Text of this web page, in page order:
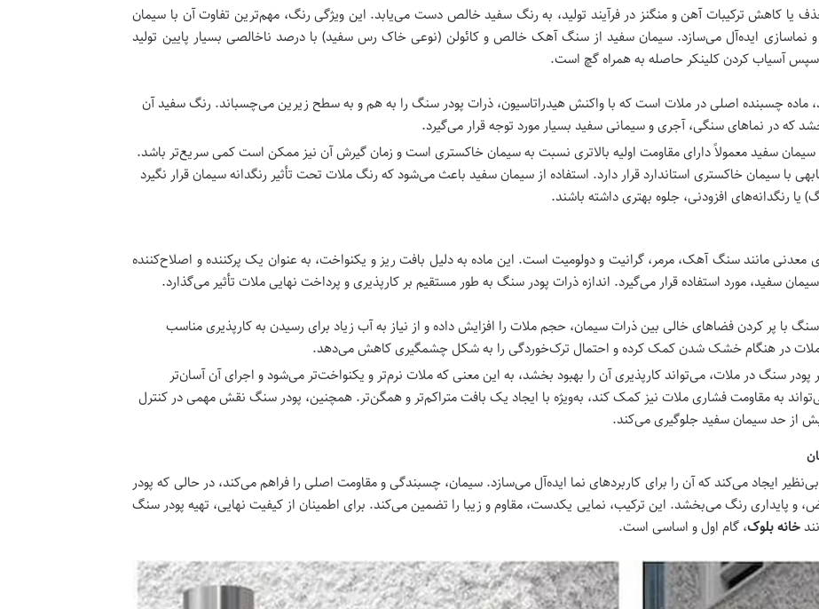
یا کاهش ترکیبات آهن و منگنز در فرآیند تولید، به رنگ سفید خالص دست می‌یابد. این ویژگی رنگ، مهم‌ترین تفاوت آن با سیمان
و نماسازی ایده‌آل می‌سازد. سیمان سفید از سنگ آهک خالص و کائولن (نوعی خاک رس سفید) با درصد ناخالصی بسیار پایین تولید
سپس آسیاب کردن کلینکر حاصله به همراه گچ است.
ماده چسبنده اصلی در ملات است که با واکنش هیدراتاسیون، ذرات پودر سنگ را به هم و به سطح زیرین می‌چسباند. رنگ سفید آن
که در نماهای سنگی، آجری و سیمانی سفید بسیار مورد توجه قرار می‌گیرد.
سیمان سفید معمولاً دارای مقاومت اولیه بالاتری نسبت به سیمان خاکستری است و زمان گیرش آن نیز ممکن است کمی سریع‌تر باشد.
با سیمان خاکستری استاندارد قرار دارد. استفاده از سیمان سفید باعث می‌شود که رنگ ملات تحت تأثیر رنگدانه سیمان قرار نگیرد
رنگدانه‌های افزودنی، جلوه بهتری داشته باشند.
مانند سنگ آهک، مرمر، گرانیت و دولومیت است. این ماده به دلیل بافت ریز و یکنواخت، به عنوان یک پرکننده و اصلاح‌کننده
سفید، مورد استفاده قرار می‌گیرد. اندازه ذرات پودر سنگ به طور مستقیم بر کارپذیری و پرداخت نهایی ملات تأثیر می‌گذارد.
سنگ با پر کردن فضاهای خالی بین ذرات سیمان، حجم ملات را افزایش داده و از نیاز به آب زیاد برای رسیدن به کارپذیری مناسب
در هنگام خشک شدن کمک کرده و احتمال ترک‌خوردگی را به شکل چشمگیری کاهش می‌دهد.
سنگ در ملات، می‌تواند کارپذیری آن را بهبود بخشد، به این معنی که ملات نرم‌تر و یکنواخت‌تر می‌شود و اجرای آن آسان‌تر
به مقاومت فشاری ملات نیز کمک کند، به‌ویژه با ایجاد یک بافت متراکم‌تر و همگن‌تر. همچنین، پودر سنگ نقش مهمی در کنترل
از حد سیمان سفید جلوگیری می‌کند.
ایجاد می‌کند که آن را برای کاربردهای نما ایده‌آل می‌سازد. سیمان، چسبندگی و مقاومت اصلی را فراهم می‌کند، در حالی که پودر
پایداری رنگ می‌بخشد. این ترکیب، نمایی یکدست، مقاوم و زیبا را تضمین می‌کند. برای اطمینان از کیفیت نهایی، تهیه پودر سنگ
خانه بلوک، گام اول و اساسی است.